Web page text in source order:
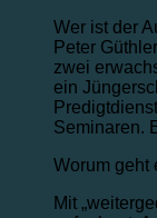
Wer ist der
Peter
zwei
ein
Seminaren.
Worum geht
Mit